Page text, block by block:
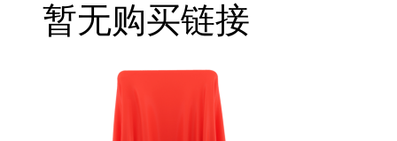
暂无购买链接